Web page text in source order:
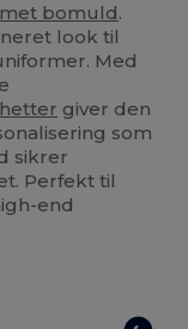
bomuld.
look til
Med
giver den
som
sikrer
Perfekt til
end